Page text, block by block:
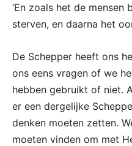
‘En zoals het de mensen
sterven, en daarna het
De Schepper heeft ons
ons eens vragen of we
hebben gebruikt of niet.
er een dergelijke
denken moeten zetten.
moeten vinden om met